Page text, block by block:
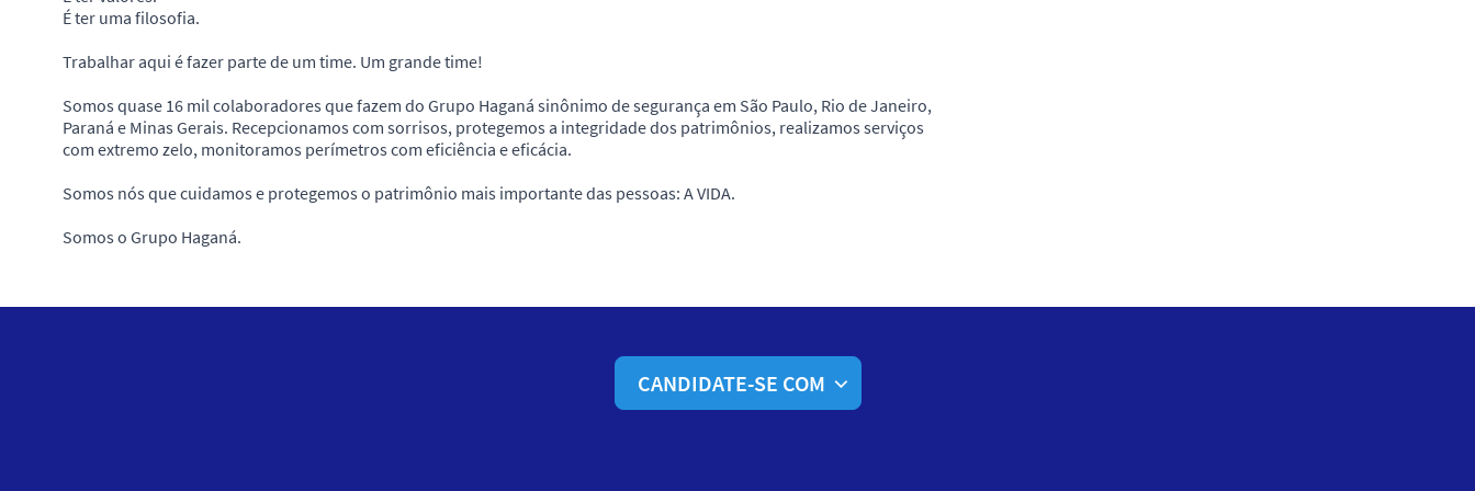
É ter uma filosofia.
Trabalhar aqui é fazer parte de um time. Um grande time!
Somos quase 16 mil colaboradores que fazem do Grupo Haganá sinônimo de segurança em São Paulo, Rio de Janeiro,
Paraná e Minas Gerais. Recepcionamos com sorrisos, protegemos a integridade dos patrimônios, realizamos serviços
com extremo zelo, monitoramos perímetros com eficiência e eficácia.
Somos nós que cuidamos e protegemos o patrimônio mais importante das pessoas: A VIDA.
Somos o Grupo Haganá.
CANDIDATE-SE COM